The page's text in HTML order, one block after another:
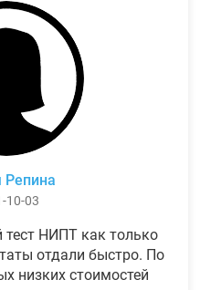
Репина
10-03
тест НИПТ как только
отдали быстро. По
низких стоимостей